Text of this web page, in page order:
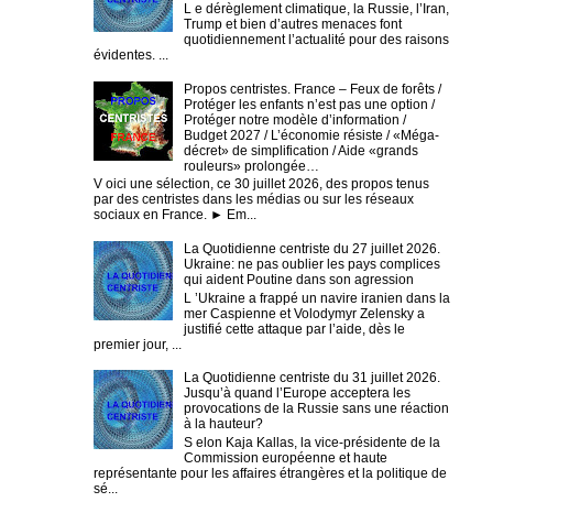
L e dérèglement climatique, la Russie, l’Iran,
Trump et bien d’autres menaces font
quotidiennement l’actualité pour des raisons
évidentes. ...
Propos centristes. France – Feux de forêts /
Protéger les enfants n’est pas une option /
Protéger notre modèle d’information /
Budget 2027 / L’économie résiste / «Méga-
décret» de simplification / Aide «grands
rouleurs» prolongée…
V oici une sélection, ce 30 juillet 2026, des propos tenus
par des centristes dans les médias ou sur les réseaux
sociaux en France. ► Em...
La Quotidienne centriste du 27 juillet 2026.
Ukraine: ne pas oublier les pays complices
qui aident Poutine dans son agression
L ’Ukraine a frappé un navire iranien dans la
mer Caspienne et Volodymyr Zelensky a
justifié cette attaque par l’aide, dès le
premier jour, ...
La Quotidienne centriste du 31 juillet 2026.
Jusqu’à quand l’Europe acceptera les
provocations de la Russie sans une réaction
à la hauteur?
S elon Kaja Kallas, la vice-présidente de la
Commission européenne et haute
représentante pour les affaires étrangères et la politique de
sé...